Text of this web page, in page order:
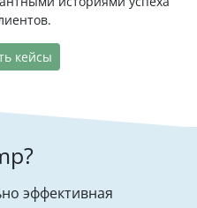
кейсы
эффективная